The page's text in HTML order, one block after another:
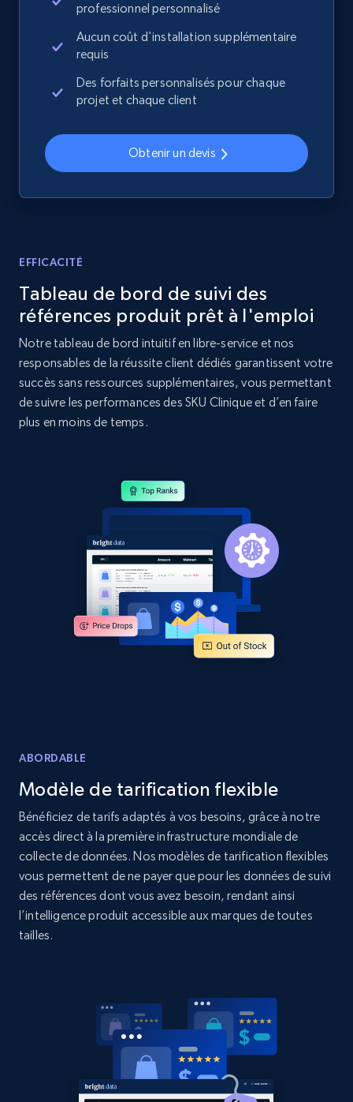
Home Depot US - Discover products by
specified UPC
URL, Domain, Country code, Model number,
Sku, Product id, Product name, Manufacturer,
and more.
URL, Domain, Country code, Model number,
and more.
2.1K+ 355+ Commencer
Amazon products global dataset
375+ Commencer
Amazon products global dataset - Collects
products by specific category URL
Title, Seller name, Brand, Description, Initial
price, Currency, Availability, Reviews count, and
Amazon products global dataset -
Collecting products by keyword search
Title, Seller name, Brand, Description, Initial
price, Currency, Availability, Reviews count, and
more.
2.1K+ 375+ Commencer
products by best sellers category URL
Title, Seller name, Brand, Description, Initial
price, Currency, Availability, Reviews count, and
professionnel personnalisé
Aucun coût d'installation supplémentaire
requis
Des forfaits personnalisés pour chaque
projet et chaque client
Obtenir un devis
EFFICACITÉ
Tableau de bord de suivi des
références produit prêt à l'emploi
Notre tableau de bord intuitif en libre-service et nos
responsables de la réussite client dédiés garantissent votre
succès sans ressources supplémentaires, vous permettant
de suivre les performances des SKU Clinique et d’en faire
plus en moins de temps.
ABORDABLE
Modèle de tarification flexible
Bénéficiez de tarifs adaptés à vos besoins, grâce à notre
accès direct à la première infrastructure mondiale de
collecte de données. Nos modèles de tarification flexibles
vous permettent de ne payer que pour les données de suivi
des références dont vous avez besoin, rendant ainsi
l’intelligence produit accessible aux marques de toutes
tailles.